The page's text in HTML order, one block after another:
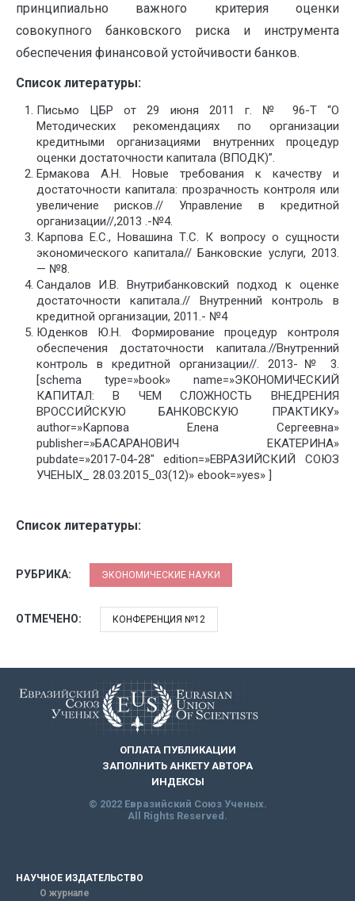
принципиально важного критерия оценки
совокупного банковского риска и инструмента
обеспечения финансовой устойчивости банков.
Список литературы:
Письмо ЦБР от 29 июня 2011 г. № 96-Т “О
Методических рекомендациях по организации
кредитными организациями внутренних процедур
оценки достаточности капитала (ВПОДК)”.
Ермакова А.Н. Новые требования к качеству и
достаточности капитала: прозрачность контроля или
увеличение рисков.// Управление в кредитной
организации//,2013 .-№4.
Карпова Е.С., Новашина Т.С. К вопросу о сущности
экономического капитала// Банковские услуги, 2013.
— №8.
Сандалов И.В. Внутрибанковский подход к оценке
достаточности капитала.// Bнутренний контроль в
кредитной организации, 2011.- №4
Юденков Ю.Н. Формирование процедур контроля
обеспечения достаточности капитала.//Внутренний
контроль в кредитной организации//. 2013-№ 3.
[schema type=»book» name=»ЭКОНОМИЧЕСКИЙ
КАПИТАЛ: В ЧЕМ СЛОЖНОСТЬ ВНЕДРЕНИЯ
ВРОССИЙСКУЮ БАНКОВСКУЮ ПРАКТИКУ»
author=»Карпова Елена Сергеевна»
publisher=»БАСАРАНОВИЧ ЕКАТЕРИНА»
pubdate=»2017-04-28″ edition=»ЕВРАЗИЙСКИЙ СОЮЗ
УЧЕНЫХ_ 28.03.2015_03(12)» ebook=»yes» ]
Список литературы:
РУБРИКА: ЭКОНОМИЧЕСКИЕ НАУКИ
ОТМЕЧЕНО: КОНФЕРЕНЦИЯ №12
ОПЛАТА ПУБЛИКАЦИИ
ЗАПОЛНИТЬ АНКЕТУ АВТОРА
ИНДЕКСЫ
© 2022 Евразийский Союз Ученых.
All Rights Reserved.
НАУЧНОЕ ИЗДАТЕЛЬСТВО
О журнале